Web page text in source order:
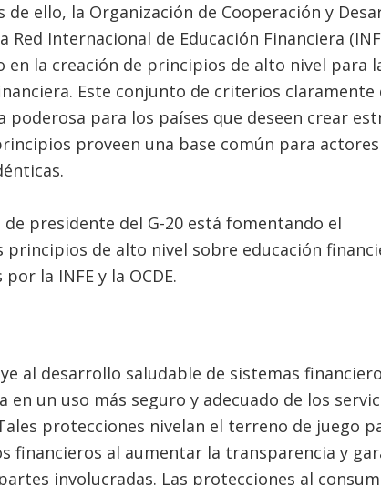
ello, la Organización de Cooperación y
Red Internacional de Educación Financiera
en la creación de principios de alto nivel para
Este conjunto de criterios claramente
para los países que deseen crear
proveen una base común para
presidente del G-20 está fomentando el
de alto nivel sobre educación
la INFE y la OCDE.
al desarrollo saludable de sistemas
en un uso más seguro y adecuado de los
protecciones nivelan el terreno de juego
financieros al aumentar la transparencia y
involucradas. Las protecciones al